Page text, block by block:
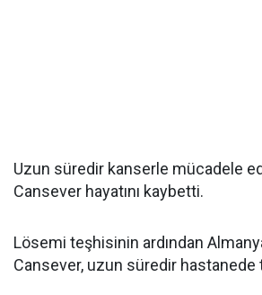
Uzun süredir kanserle mücadele
Cansever hayatını kaybetti.
Lösemi teşhisinin ardından
Cansever, uzun süredir hastanede